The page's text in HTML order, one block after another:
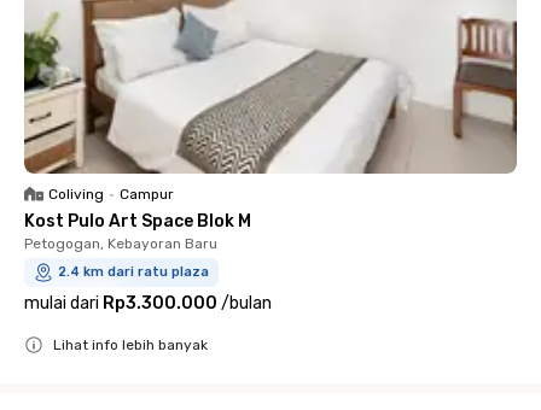
Coliving • Campur
Kost Pulo Art Space Blok M
Petogogan, Kebayoran Baru
2.4 km dari ratu plaza
mulai dari Rp3.300.000 /bulan
Lihat info lebih banyak